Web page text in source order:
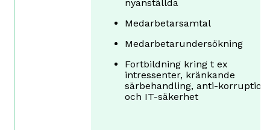
nyanställda
Medarbetarsamtal
Medarbetarundersökning
Fortbildning kring t ex
intressenter, kränkande
särbehandling, anti-korruption
och IT-säkerhet